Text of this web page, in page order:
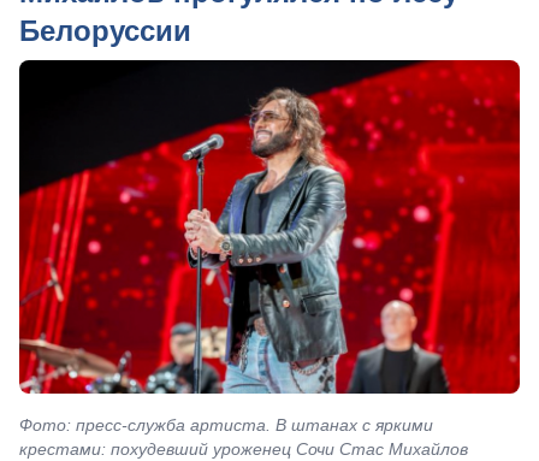
Белоруссии
Фото: пресс-служба артиста. В штанах с яркими
крестами: похудевший уроженец Сочи Стас Михайлов